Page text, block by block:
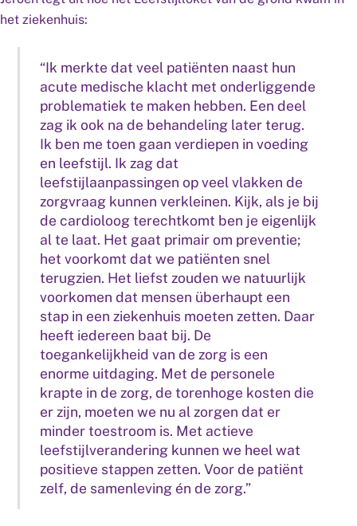
het ziekenhuis:
“Ik merkte dat veel patiënten naast hun
acute medische klacht met onderliggende
problematiek te maken hebben. Een deel
zag ik ook na de behandeling later terug.
Ik ben me toen gaan verdiepen in voeding
en leefstijl. Ik zag dat
leefstijlaanpassingen op veel vlakken de
zorgvraag kunnen verkleinen. Kijk, als je bij
de cardioloog terechtkomt ben je eigenlijk
al te laat. Het gaat primair om preventie;
het voorkomt dat we patiënten snel
terugzien. Het liefst zouden we natuurlijk
voorkomen dat mensen überhaupt een
stap in een ziekenhuis moeten zetten. Daar
heeft iedereen baat bij. De
toegankelijkheid van de zorg is een
enorme uitdaging. Met de personele
krapte in de zorg, de torenhoge kosten die
er zijn, moeten we nu al zorgen dat er
minder toestroom is. Met actieve
leefstijlverandering kunnen we heel wat
positieve stappen zetten. Voor de patiënt
zelf, de samenleving én de zorg.”